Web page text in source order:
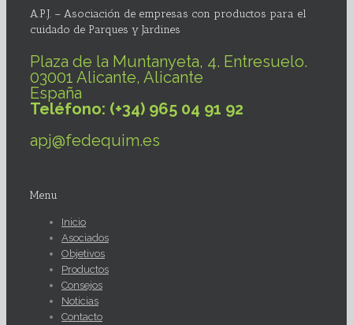
A.P.J. – Asociación de empresas con productos para el
cuidado de Parques y Jardines
Plaza de la Muntanyeta, 4. Entresuelo.
03001 Alicante, Alicante
España
Teléfono: (+34) 965 04 91 92
apj@fedequim.es
Menu
Inicio
Asociados
Objetivos
Productos
Consejos
Noticias
Contacto